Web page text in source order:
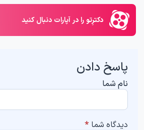
دکترِتو را در آپارات دنبال کنید
پاسخ دادن
نام شما
دیدگاه شما *